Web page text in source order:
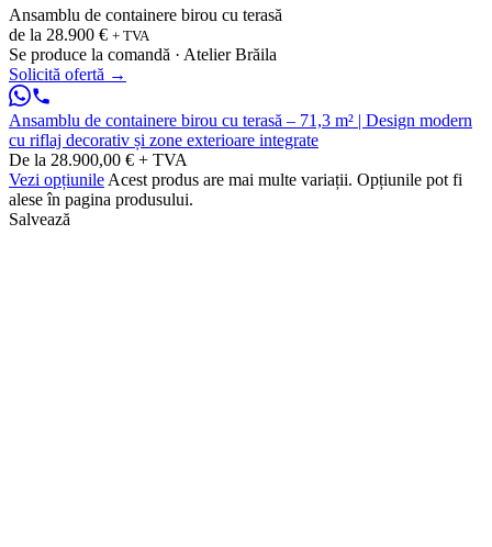
Ansamblu de containere birou cu terasă
de la 28.900 € + TVA
Se produce la comandă · Atelier Brăila
Solicită ofertă →
Ansamblu de containere birou cu terasă – 71,3 m² | Design modern
cu riflaj decorativ și zone exterioare integrate
De la 28.900,00 € + TVA
Vezi opțiunile Acest produs are mai multe variații. Opțiunile pot fi
alese în pagina produsului.
Salvează